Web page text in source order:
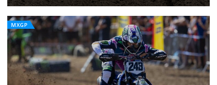
MXGP